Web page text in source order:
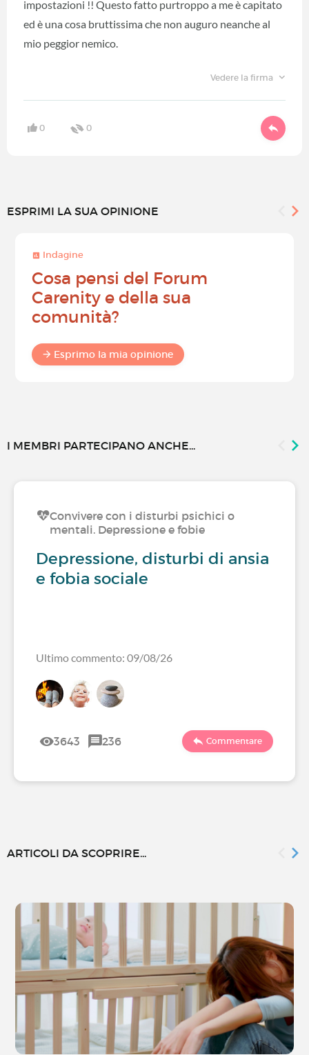
impostazioni !! Questo fatto purtroppo a me è capitato
ed è una cosa bruttissima che non auguro neanche al
mio peggior nemico.
Vedere la firma
0 0
ESPRIMI LA SUA OPINIONE
Indagine
Cosa pensi del Forum
Carenity e della sua
comunità?
Esprimo la mia opinione
I MEMBRI PARTECIPANO ANCHE...
Convivere con i disturbi psichici o
mentali. Depressione e fobie
Depressione, disturbi di ansia
e fobia sociale
Ultimo commento: 09/08/26
3643 236 Commentare
ARTICOLI DA SCOPRIRE...